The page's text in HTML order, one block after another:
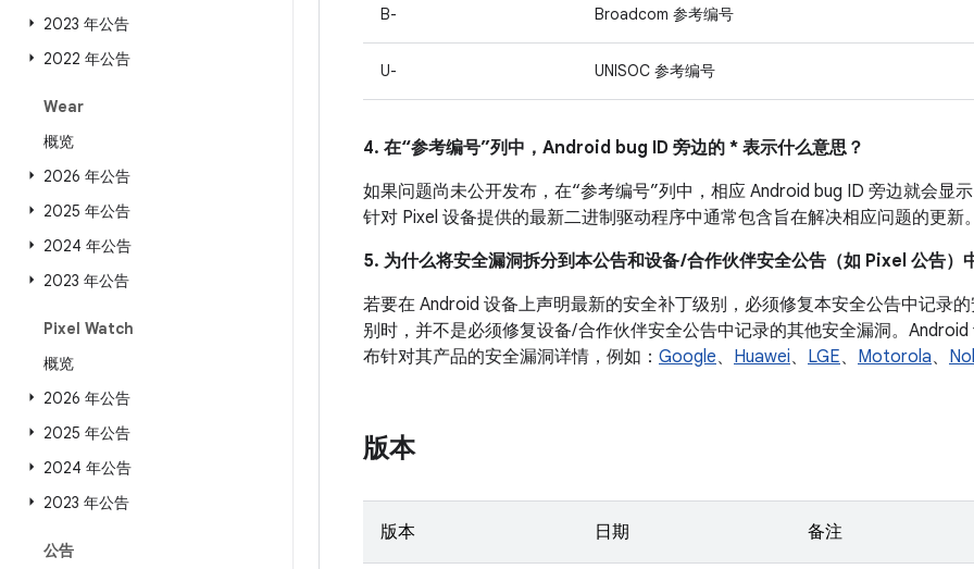
2023 年公告
2022 年公告
Wear
概览
2026 年公告
2025 年公告
2024 年公告
2023 年公告
Pixel Watch
概览
2026 年公告
2025 年公告
2024 年公告
2023 年公告
公告
B- Broadcom 参考编号
U- UNISOC 参考编号
4. 在“参考编号”列中，Android bug ID 旁边的 * 表示什么意思？
如果问题尚未公开发布，在“参考编号”列中，相应 Android bug ID 旁边就会显
针对 Pixel 设备提供的最新二进制驱动程序中通常包含旨在解决相应问题的更新
5. 为什么将安全漏洞拆分到本公告和设备 /合作伙伴安全公告（如 Pixel 公告）
若要在 Android 设备上声明最新的安全补丁级别，必须修复本安全公告中记录
别时，并不是必须修复设备/ 合作伙伴安全公告中记录的其他安全漏洞。
布针对其产品的安全漏洞详情，例如： Google、 Huawei、 LGE、 Motorola、
版本
版本 日期 备注